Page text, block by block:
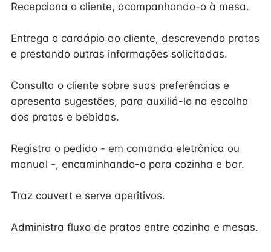
Recepciona o cliente, acompanhando-o à mesa.
Entrega o cardápio ao cliente, descrevendo pratos
e prestando outras informações solicitadas.
Consulta o cliente sobre suas preferências e
apresenta sugestões, para auxiliá-lo na escolha
dos pratos e bebidas.
Registra o pedido - em comanda eletrônica ou
manual -, encaminhando-o para cozinha e bar.
Traz couvert e serve aperitivos.
Administra fluxo de pratos entre cozinha e mesas.